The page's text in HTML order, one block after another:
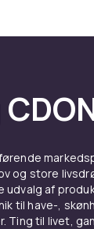
og store
af
til have-,
Ting til livet,